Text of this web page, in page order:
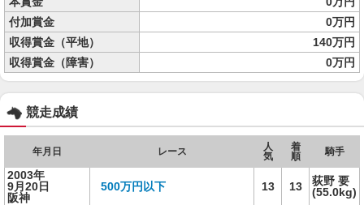
付加賞金
0万円
収得賞金（平地）
140万円
収得賞金（障害）
0万円
競走成績
年月日 レース
人
気
着
順
騎手
2003年
9月20日
阪神
500万円以下 13 13
荻野 要
(55.0kg)